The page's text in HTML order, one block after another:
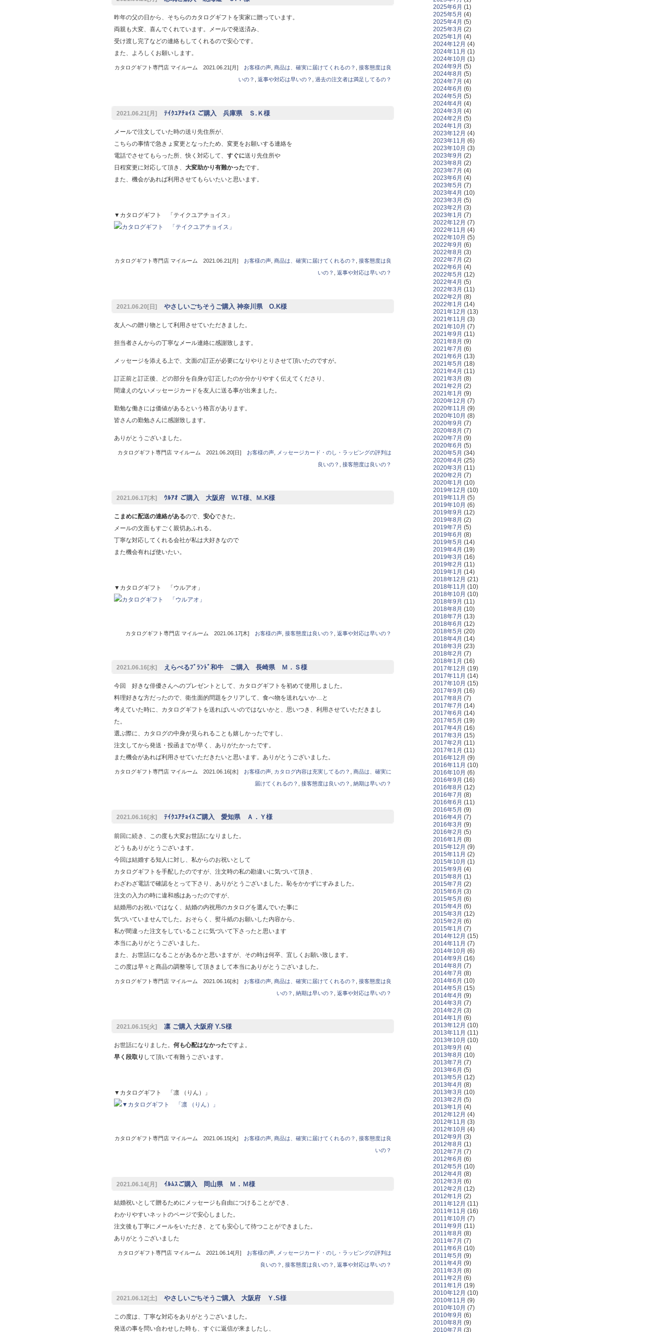
昨年の父の日から、そちらのカタログギフトを実家に贈っています。
両親も大変、喜んでくれています。メールで発送済み、
受け渡し完了などの連絡もしてくれるので安心です。
また、よろしくお願いします。
カタログギフト専門店 マイルーム 2021.06.21[月] お客様の声, 商品は、確実に届けてくれるの？ , 接客態度は良
いの？ , 返事や対応は早いの？ , 過去の注文者は満足してるの？
2021.06.21[月] ﾃｲｸﾕｱﾁｮｲｽ ご購入 兵庫県 Ｓ.Ｋ様
メールで注文していた時の送り先住所が、
こちらの事情で急きょ変更となったため、変更をお願いする連絡を
電話でさせてもらった所、快く対応して、 すぐに送り先住所や
日程変更に対応して頂き、 大変助かり有難かったです。
また、機会があれば利用させてもらいたいと思います。
▼カタログギフト 「テイクユアチョイス」
カタログギフト専門店 マイルーム 2021.06.21[月] お客様の声, 商品は、確実に届けてくれるの？
接客態度は良
いの？
返事や対応は早いの？
2021.06.20[日] やさしいごちそうご購入 神奈川県 O.K様
友人への贈り物として利用させていただきました。
担当者さんからの丁寧なメール連絡に感謝致します。
メッセージを添える上で、文面の訂正が必要になりやりとりさせて頂いたのですが。
訂正前と訂正後、どの部分を自身が訂正したのか分かりやすく伝えてくださり、
間違えのないメッセージカードを友人に送る事が出来ました。
勤勉な働きには価値があるという格言があります。
皆さんの勤勉さんに感謝致します。
ありがとうございました。
カタログギフト専門店 マイルーム 2021.06.20[日] お客様の声,
メッセージカード・のし・ラッピングの評判は
良いの？
接客態度は良いの？
2021.06.17[木] ｳﾙｱｵ ご購入 大阪府 W.T様、Ｍ.K様
こまめに配送の連絡があるので、 安心できた。
メールの文面もすごく親切あふれる。
丁寧な対応してくれる会社が私は大好きなので
また機会有れば使いたい。
▼カタログギフト 「ウルアオ」
カタログギフト専門店 マイルーム 2021.06.17[木] お客様の声, 接客態度は良いの？ 返事や対応は早いの？
2021.06.16[水] えらべるﾌﾞﾗﾝﾄﾞ和牛 ご購入 長崎県 Ｍ．Ｓ様
今回 好きな俳優さんへのプレゼントとして、カタログギフトを初めて使用しました。
料理好きな方だったので、衛生面的問題をクリアして、食べ物を送れないか…と
考えていた時に、カタログギフトを送ればいいのではないかと、思いつき、利用させていただきまし
た。
選ぶ際に、カタログの中身が見られることも嬉しかったですし、
注文してから発送・投函までが早く、ありがたかったです。
また機会があれば利用させていただきたいと思います。ありがとうございました。
カタログギフト専門店 マイルーム 2021.06.16[水] お客様の声, カタログ内容は充実してるの？
商品は、確実に
届けてくれるの？
接客態度は良いの？ 納期は早いの？
2021.06.16[水] ﾃｲｸﾕｱﾁｮｲｽご購入 愛知県 Ａ．Ｙ様
前回に続き、この度も大変お世話になりました。
どうもありがとうございます。
今回は結婚する知人に対し、私からのお祝いとして
カタログギフトを手配したのですが、注文時の私の勘違いに気づいて頂き、
わざわざ電話で確認をとって下さり、ありがとうございました。恥をかかずにすみました。
注文の入力の時に違和感はあったのですが、
結婚用のお祝いではなく、結婚の内祝用のカタログを選んでいた事に
気づいていませんでした。おそらく、熨斗紙のお願いした内容から、
私が間違った注文をしていることに気づいて下さったと思います
本当にありがとうございました。
また、お世話になることがあるかと思いますが、その時は何卒、宜しくお願い致します。
この度は早々と商品の調整等して頂きまして本当にありがとうございました。
カタログギフト専門店 マイルーム 2021.06.16[水] お客様の声, 商品は、確実に届けてくれるの？
接客態度は良
いの？
納期は早いの？ 返事や対応は早いの？
2021.06.15[火] 凛 ご購入 大阪府 Y.S様
お世話になりました。 何も心配はなかったですよ。
早く段取り して頂いて有難うございます。
▼カタログギフト 「凛 （りん）」
カタログギフト専門店 マイルーム 2021.06.15[火] お客様の声, 商品は、確実に届けてくれるの？
接客態度は良
いの？
2021.06.14[月] ｲﾙﾑｽご購入 岡山県 Ｍ．Ｍ様
結婚祝いとして贈るためにメッセージも自由につけることができ、
わかりやすいネットのページで安心しました。
注文後も丁寧にメールをいただき、とても安心して待つことができました。
ありがとうございました
カタログギフト専門店 マイルーム 2021.06.14[月] お客様の声,
メッセージカード・のし・ラッピングの評判は
良いの？
接客態度は良いの？ 返事や対応は早いの？
2021.06.12[土] やさしいごちそうご購入 大阪府 Ｙ.S様
この度は、丁寧な対応をありがとうございました。
発送の事を問い合わせした時も、すぐに返信が来ましたし、
2025年6月 (1)
2025年5月 (4)
2025年4月 (5)
2025年3月 (2)
2025年1月 (4)
2024年12月 (4)
2024年11月 (1)
2024年10月 (1)
2024年9月 (5)
2024年8月 (5)
2024年7月 (4)
2024年6月 (6)
2024年5月 (5)
2024年4月 (4)
2024年3月 (4)
2024年2月 (5)
2024年1月 (3)
2023年12月 (4)
2023年11月 (6)
2023年10月 (3)
2023年9月 (2)
2023年8月 (2)
2023年7月 (4)
2023年6月 (4)
2023年5月 (7)
2023年4月 (10)
2023年3月 (5)
2023年2月 (3)
2023年1月 (7)
2022年12月 (7)
2022年11月 (4)
2022年10月 (5)
2022年9月 (6)
2022年8月 (3)
2022年7月 (2)
2022年6月 (4)
2022年5月 (12)
2022年4月 (5)
2022年3月 (11)
2022年2月 (8)
2022年1月 (14)
2021年12月 (13)
2021年11月 (3)
2021年10月 (7)
2021年9月 (11)
2021年8月 (9)
2021年7月 (6)
2021年6月 (13)
2021年5月 (18)
2021年4月 (11)
2021年3月 (8)
2021年2月 (2)
2021年1月 (9)
2020年12月 (7)
2020年11月 (9)
2020年10月 (8)
2020年9月 (7)
2020年8月 (7)
2020年7月 (9)
2020年6月 (5)
2020年5月 (34)
2020年4月 (25)
2020年3月 (11)
2020年2月 (7)
2020年1月 (10)
2019年12月 (10)
2019年11月 (5)
2019年10月 (6)
2019年9月 (12)
2019年8月 (2)
2019年7月 (5)
2019年6月 (8)
2019年5月 (14)
2019年4月 (19)
2019年3月 (16)
2019年2月 (11)
2019年1月 (14)
2018年12月 (21)
2018年11月 (10)
2018年10月 (10)
2018年9月 (11)
2018年8月 (10)
2018年7月 (13)
2018年6月 (12)
2018年5月 (20)
2018年4月 (14)
2018年3月 (23)
2018年2月 (7)
2018年1月 (16)
2017年12月 (19)
2017年11月 (14)
2017年10月 (15)
2017年9月 (16)
2017年8月 (7)
2017年7月 (14)
2017年6月 (14)
2017年5月 (19)
2017年4月 (16)
2017年3月 (15)
2017年2月 (11)
2017年1月 (11)
2016年12月 (9)
2016年11月 (10)
2016年10月 (6)
2016年9月 (16)
2016年8月 (12)
2016年7月 (8)
2016年6月 (11)
2016年5月 (9)
2016年4月 (7)
2016年3月 (9)
2016年2月 (5)
2016年1月 (8)
2015年12月 (9)
2015年11月 (2)
2015年10月 (1)
2015年9月 (4)
2015年8月 (1)
2015年7月 (2)
2015年6月 (3)
2015年5月 (6)
2015年4月 (6)
2015年3月 (12)
2015年2月 (6)
2015年1月 (7)
2014年12月 (15)
2014年11月 (7)
2014年10月 (6)
2014年9月 (16)
2014年8月 (7)
2014年7月 (8)
2014年6月 (10)
2014年5月 (15)
2014年4月 (9)
2014年3月 (7)
2014年2月 (3)
2014年1月 (6)
2013年12月 (10)
2013年11月 (11)
2013年10月 (10)
2013年9月 (4)
2013年8月 (10)
2013年7月 (7)
2013年6月 (5)
2013年5月 (12)
2013年4月 (8)
2013年3月 (10)
2013年2月 (5)
2013年1月 (4)
2012年12月 (4)
2012年11月 (3)
2012年10月 (4)
2012年9月 (3)
2012年8月 (1)
2012年7月 (7)
2012年6月 (6)
2012年5月 (10)
2012年4月 (8)
2012年3月 (6)
2012年2月 (12)
2012年1月 (2)
2011年12月 (11)
2011年11月 (16)
2011年10月 (7)
2011年9月 (11)
2011年8月 (8)
2011年7月 (7)
2011年6月 (10)
2011年5月 (9)
2011年4月 (9)
2011年3月 (8)
2011年2月 (6)
2011年1月 (19)
2010年12月 (10)
2010年11月 (9)
2010年10月 (7)
2010年9月 (6)
2010年8月 (9)
2010年7月 (3)